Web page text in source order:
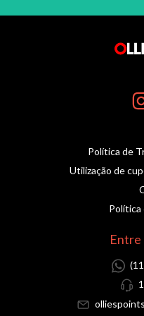
Política de
Utilização de
Política
Entre